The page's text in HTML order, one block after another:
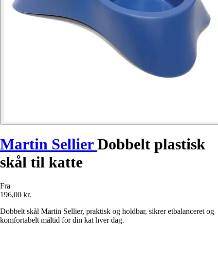
Martin SellierDobbelt plastisk
skål til katte
Fra
196,00 kr.
Dobbelt skål Martin Sellier, praktisk og holdbar, sikrer etbalanceret og
komfortabelt måltid for din kat hver dag.